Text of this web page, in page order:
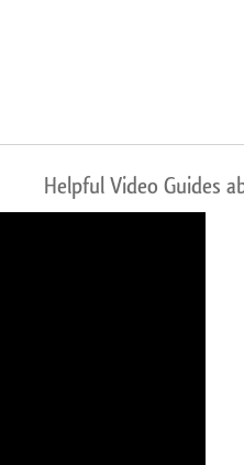
Helpful Video Guides